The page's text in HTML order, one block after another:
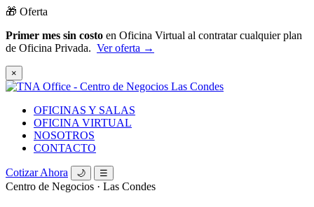
🎁 Oferta
Primer mes sin costo en Oficina Virtual al contratar cualquier plan
de Oficina Privada. Ver oferta →
×
OFICINAS Y SALAS
OFICINA VIRTUAL
NOSOTROS
CONTACTO
Cotizar Ahora 🌙 ☰
Centro de Negocios · Las Condes